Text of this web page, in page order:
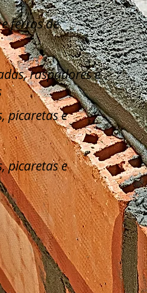
ferros de
raspadores e
picaretas e
picaretas e